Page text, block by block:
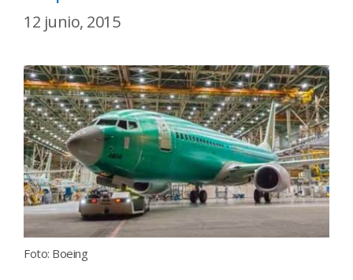
12 junio, 2015
Foto: Boeing